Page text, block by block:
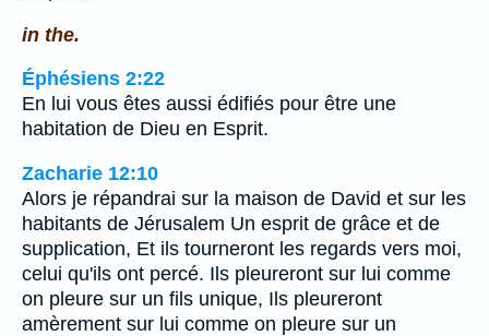
in the.
Éphésiens 2:22
En lui vous êtes aussi édifiés pour être une
habitation de Dieu en Esprit.
Zacharie 12:10
Alors je répandrai sur la maison de David et sur les
habitants de Jérusalem Un esprit de grâce et de
supplication, Et ils tourneront les regards vers moi,
celui qu'ils ont percé. Ils pleureront sur lui comme
on pleure sur un fils unique, Ils pleureront
amèrement sur lui comme on pleure sur un